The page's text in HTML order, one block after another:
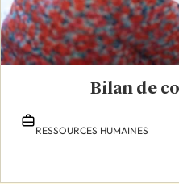
Bilan de
RESSOURCES HUMAINES